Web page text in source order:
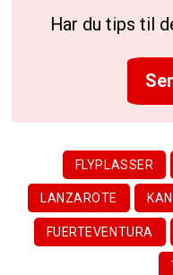
Har du tips til
FLYPLASSER
LANZAROTE
FUERTEVENTURA